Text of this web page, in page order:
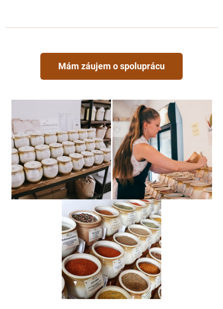
BREZNO - Náš dvor / Potraviny nie Otraviny
DETVA partnerská prodejna
ŽILINA - Potraviny nie otraviny / Náš dvor
Na bráně 4, Žilina, 010 01vedle AUPARKU skleněná budova (vedle
Cíle)
GELNICA partnerská prodejna
HUMENNÉ - Potraviny nie Otraviny/Náš Dvor
Sokolovská 8, Humenné, 066 01
ILAVA partnerská prodejna
KOMÁRNO partnerská prodejna
KRUPINA partnerská prodejna
KYSUCKÉ NOVÉ MESTO - Dobrý farmárský obchodik
Belanského 48, Kysucké Nové Mesto, 024 01 (oproti vinotéke)
MALACKY partnerská prodejna
Mám záujem o spoluprácu